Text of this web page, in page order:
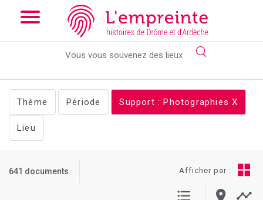
Array ( [slug] => documents [support] => photographies [pg] => 8
// Add the new slick-theme.css if you want the default styling
Thème Période Support : PhotographiesX
Lieu
641 documents Afficher par :